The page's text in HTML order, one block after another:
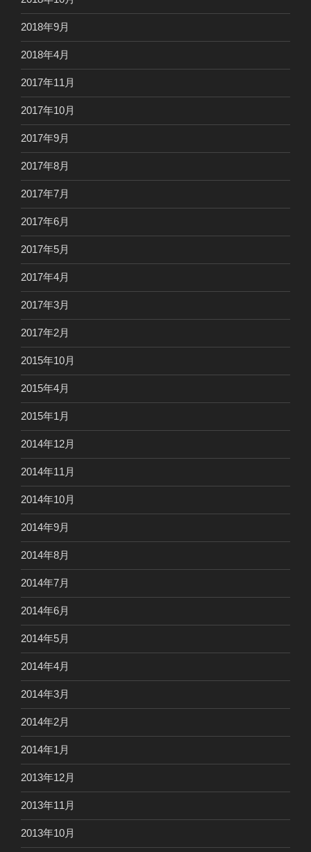
2018年9月
2018年4月
2017年11月
2017年10月
2017年9月
2017年8月
2017年7月
2017年6月
2017年5月
2017年4月
2017年3月
2017年2月
2015年10月
2015年4月
2015年1月
2014年12月
2014年11月
2014年10月
2014年9月
2014年8月
2014年7月
2014年6月
2014年5月
2014年4月
2014年3月
2014年2月
2014年1月
2013年12月
2013年11月
2013年10月